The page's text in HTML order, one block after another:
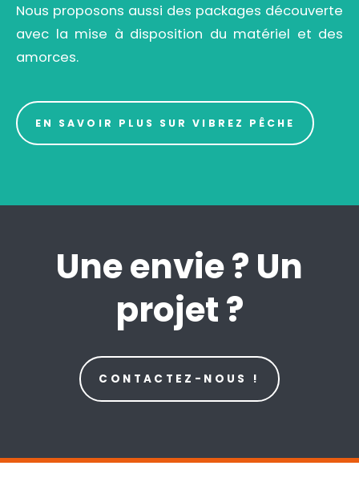
Nous proposons aussi des packages découverte
avec la mise à disposition du matériel et des
amorces.
EN SAVOIR PLUS SUR VIBREZ PÊCHE
Une envie ? Un
projet ?
CONTACTEZ-NOUS !